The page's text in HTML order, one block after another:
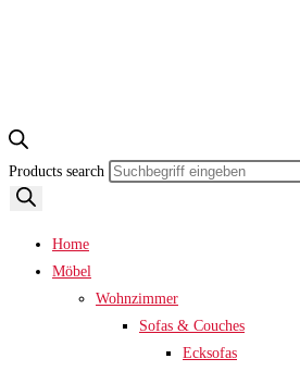
Products search
Home
Möbel
Wohnzimmer
Sofas & Couches
Ecksofas